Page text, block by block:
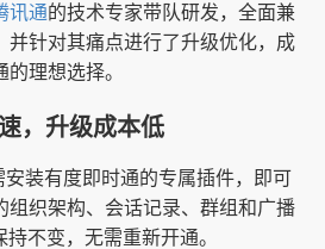
讯通的技术专家带队研发，全面兼
并针对其痛点进行了升级优化，成
理想选择。
，升级成本低
安装有度即时通的专属插件，即可
组织架构、会话记录、群组和广播
不变，无需重新开通。